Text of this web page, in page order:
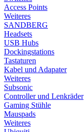
Access Points
Weiteres
SANDBERG
Headsets
USB Hubs
Dockingstations
Tastaturen
Kabel und Adapater
Weiteres
Subsonic
Controller und Lenkräder
Gaming Stühle
Mauspads
Weiteres